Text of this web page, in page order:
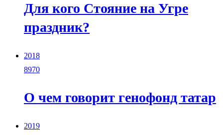
Для кого Стояние на Угре
праздник?
2018
8970
О чем говорит генофонд татар
2019